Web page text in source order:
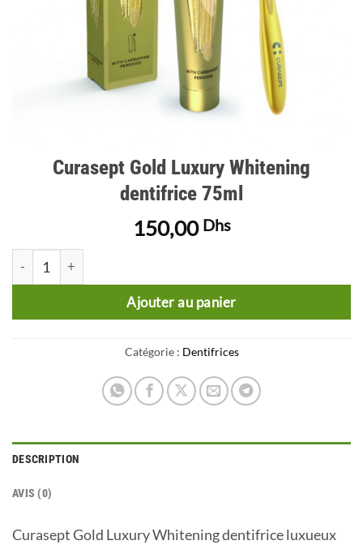
Curasept Gold Luxury Whitening
dentifrice 75ml
150,00 Dhs
quantité de Curasept Gold Luxury Whitening dentifrice 75ml
Ajouter au panier
Catégorie : Dentifrices
DESCRIPTION
AVIS (0)
Curasept Gold Luxury Whitening dentifrice luxueux